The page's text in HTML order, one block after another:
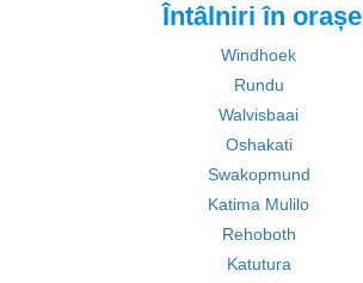
Întâlniri în orașe
Windhoek
Rundu
Walvisbaai
Oshakati
Swakopmund
Katima Mulilo
Rehoboth
Katutura